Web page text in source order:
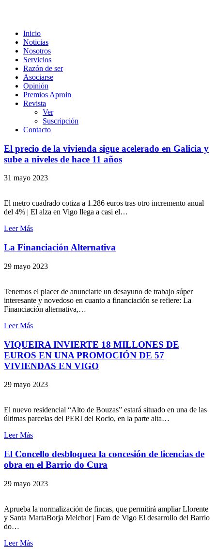
Inicio
Noticias
Nosotros
Servicios
Razón de ser
Asociarse
Opinión
Premios Aproin
Revista
Ver
Suscripción
Contacto
El precio de la vivienda sigue acelerado en Galicia y
sube a niveles de hace 11 años
31 mayo 2023
El metro cuadrado cotiza a 1.286 euros tras otro incremento anual
del 4% | El alza en Vigo llega a casi el…
Leer Más
La Financiación Alternativa
29 mayo 2023
Tenemos el placer de anunciarte un desayuno de trabajo súper
interesante y novedoso en cuanto a financiación se refiere: La
Financiación alternativa,…
Leer Más
VIQUEIRA INVIERTE 18 MILLONES DE
EUROS EN UNA PROMOCIÓN DE 57
VIVIENDAS EN VIGO
29 mayo 2023
El nuevo residencial “Alto de Bouzas” estará situado en una de las
últimas parcelas del PERI del Rocio, en la parte alta…
Leer Más
El Concello desbloquea la concesión de licencias de
obra en el Barrio do Cura
29 mayo 2023
Aprueba la normalización de fincas, que permitirá ampliar Llorente
y Santa MartaBorja Melchor | Faro de Vigo El desarrollo del Barrio
do…
Leer Más